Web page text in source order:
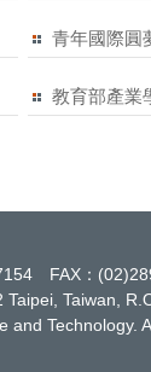
青年國際圓
教育部產業
FAX：
Taiwan,
Technology.